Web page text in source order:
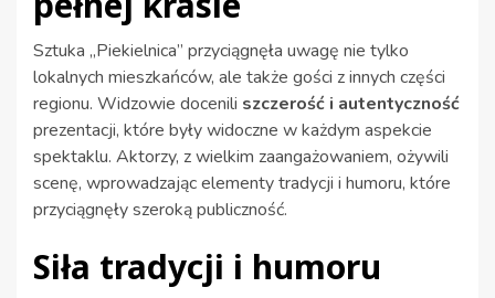
Sztuka „Piekielnica” przyciągnęła uwagę nie tylko
lokalnych mieszkańców, ale także gości z innych części
regionu. Widzowie docenili szczerość i autentyczność
prezentacji, które były widoczne w każdym aspekcie
spektaklu. Aktorzy, z wielkim zaangażowaniem, ożywili
scenę, wprowadzając elementy tradycji i humoru, które
przyciągnęły szeroką publiczność.
Siła tradycji i humoru